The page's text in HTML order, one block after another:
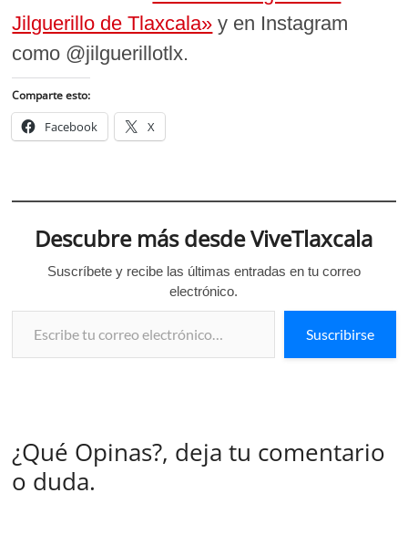
Jilguerillo de Tlaxcala» y en Instagram
como @jilguerillotlx.
Comparte esto:
Facebook X
Descubre más desde ViveTlaxcala
Suscríbete y recibe las últimas entradas en tu correo
electrónico.
Escribe tu correo electrónico…
Suscribirse
¿Qué Opinas?, deja tu comentario
o duda.